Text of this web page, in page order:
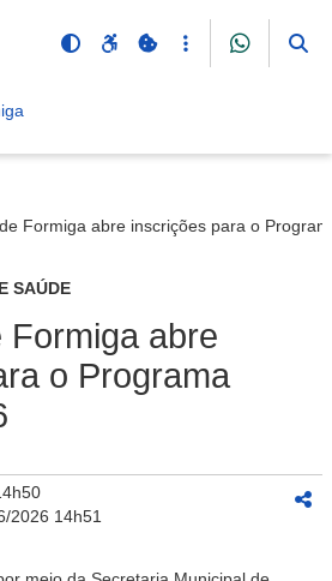
Formiga abre inscrições para o
SAÚDE
Formiga abre
o Programa
2026 14h51